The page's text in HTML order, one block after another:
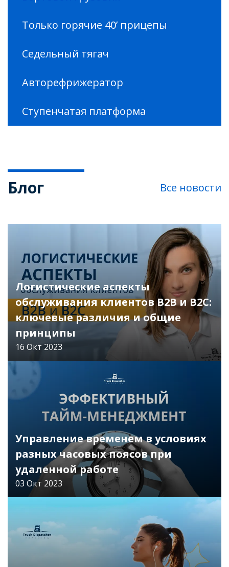
Только горячие 40’ прицепы
Седельный тягач
Авторефрижератор
Ступенчатая платформа
Блог Все новости
Логистические аспекты
обслуживания клиентов B2B и B2C:
ключевые различия и общие
принципы
16 Окт 2023
Управление временем в условиях
разных часовых поясов при
удаленной работе
03 Окт 2023